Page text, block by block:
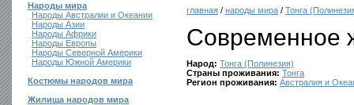
Народы мира
Народы Австралии и Океании
Народы Азии
Народы Африки
Народы Европы
Народы Северной Америки
Народы Южной Америки
Костюмы народов мира
Жилища народов мира
главная / народы мира / Тонга
Современное
Народ: Тонга (Полинезия)
Страны проживания: Тонга
Регион проживания: Австралия и